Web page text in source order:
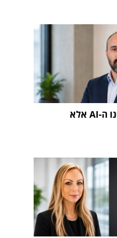
"האתגר הגדול אינו ה-AI אלא